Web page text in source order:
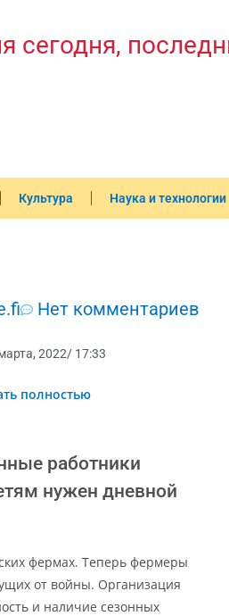
сегодня,
Культура Наука и технологии
Нет комментариев
2022/ 17:33
полностью
работники
нужен дневной
фермах. Теперь фермеры
от войны. Организация
и наличие сезонных